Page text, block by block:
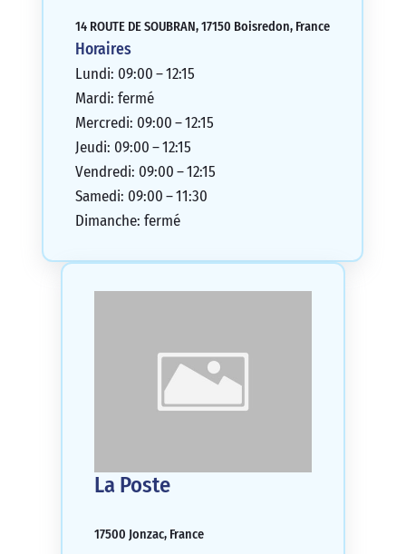
14 ROUTE DE SOUBRAN, 17150 Boisredon, France
Horaires
Lundi: 09:00 – 12:15
Mardi: fermé
Mercredi: 09:00 – 12:15
Jeudi: 09:00 – 12:15
Vendredi: 09:00 – 12:15
Samedi: 09:00 – 11:30
Dimanche: fermé
La Poste
17500 Jonzac, France